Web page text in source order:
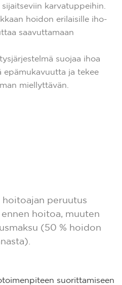
karvatuppeihin.
hoidon erilaisille iho-
saavuttamaan
suojaa ihoa
epämukavuutta ja tekee
miellyttävän.
peruutus
hoitoa, muuten
(50 % hoidon
suorittamiseen